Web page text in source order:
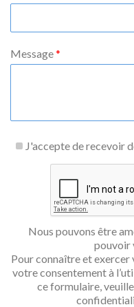
Message
J'accepte de recevoir
Nous pouvons être
pouvoir
Pour connaître et
votre consentement à
ce formulaire,